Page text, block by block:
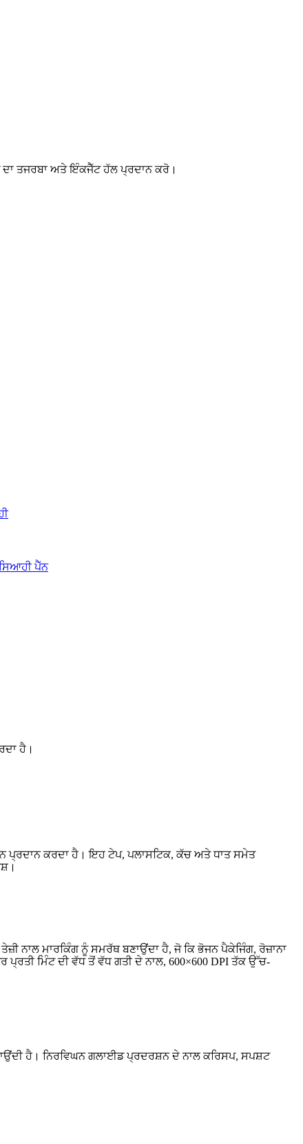
ਦਾ ਤਜਰਬਾ ਅਤੇ ਇੰਕਜੈੱਟ ਹੱਲ ਪ੍ਰਦਾਨ ਕਰੋ।
ਹੈ।
ਪ੍ਰਦਾਨ ਕਰਦਾ ਹੈ। ਇਹ ਟੇਪ, ਪਲਾਸਟਿਕ, ਕੱਚ ਅਤੇ ਧਾਤ ਸਮੇਤ
ਨਾਲ ਮਾਰਕਿੰਗ ਨੂੰ ਸਮਰੱਥ ਬਣਾਉਂਦਾ ਹੈ, ਜੋ ਕਿ ਭੋਜਨ ਪੈਕੇਜਿੰਗ, ਰੋਜ਼ਾਨਾ
ਮਿੰਟ ਦੀ ਵੱਧ ਤੋਂ ਵੱਧ ਗਤੀ ਦੇ ਨਾਲ, 600×600 DPI ਤੱਕ ਉੱਚ-
ਹੈ। ਨਿਰਵਿਘਨ ਗਲਾਈਡ ਪ੍ਰਦਰਸ਼ਨ ਦੇ ਨਾਲ ਕਰਿਸਪ, ਸਪਸ਼ਟ